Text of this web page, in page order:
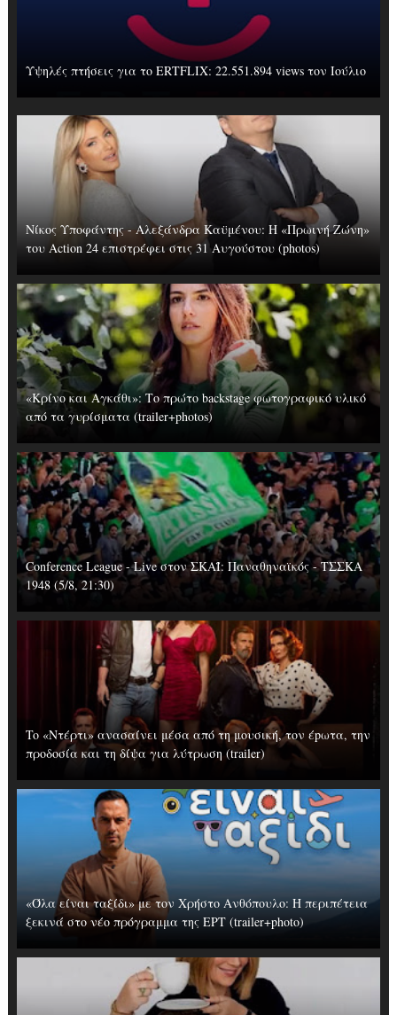
Υψηλές πτήσεις για το ERTFLIX: 22.551.894 views τον Ιούλιο
Νίκος Υποφάντης - Αλεξάνδρα Καϋμένου: Η «Πρωινή Ζώνη»
του Action 24 επιστρέφει στις 31 Αυγούστου (photos)
«Κρίνο και Αγκάθι»: Το πρώτο backstage φωτογραφικό υλικό
από τα γυρίσματα (trailer+photos)
Conference League - Live στον ΣΚΑΪ: Παναθηναϊκός - ΤΣΣΚΑ
1948 (5/8, 21:30)
To «Ντέρτι» ανασαίνει μέσα από τη μουσική, τον έpωτα, την
προδοσία και τη δίψα για λύτρωση (trailer)
«Όλα είναι ταξίδι» με τον Χρήστο Ανθόπουλο: Η περιπέτεια
ξεκινά στο νέο πρόγραμμα της ΕΡΤ (trailer+photo)